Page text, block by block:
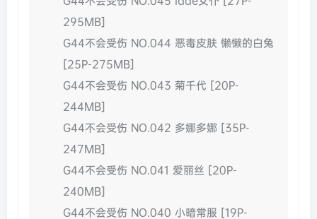
295MB]
G44不会受伤 NO.044 恶毒皮肤 懒懒的白兔
[25P-275MB]
G44不会受伤 NO.043 菊千代 [20P-
244MB]
G44不会受伤 NO.042 多娜多娜 [35P-
247MB]
G44不会受伤 NO.041 爱丽丝 [20P-
240MB]
G44不会受伤 NO.040 小暗常服 [19P-